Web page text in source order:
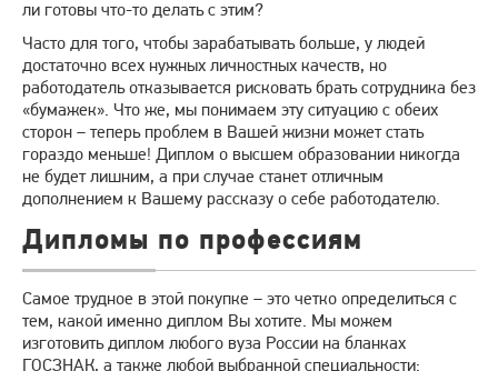
ли готовы что-то делать с этим?
Часто для того, чтобы зарабатывать больше, у людей
достаточно всех нужных личностных качеств, но
работодатель отказывается рисковать брать сотрудника без
«бумажек». Что же, мы понимаем эту ситуацию с обеих
сторон – теперь проблем в Вашей жизни может стать
гораздо меньше! Диплом о высшем образовании никогда
не будет лишним, а при случае станет отличным
дополнением к Вашему рассказу о себе работодателю.
Дипломы по профессиям
Самое трудное в этой покупке – это четко определиться с
тем, какой именно диплом Вы хотите. Мы можем
изготовить диплом любого вуза России на бланках
ГОСЗНАК, а также любой выбранной специальности: